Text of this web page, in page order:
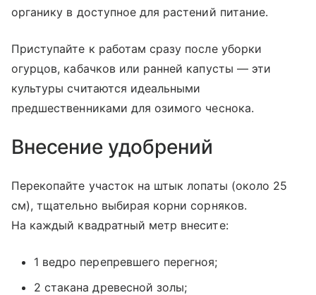
органику в доступное для растений питание.
Приступайте к работам сразу после уборки
огурцов, кабачков или ранней капусты — эти
культуры считаются идеальными
предшественниками для озимого чеснока.
Внесение удобрений
Перекопайте участок на штык лопаты (около 25
см), тщательно выбирая корни сорняков.
На каждый квадратный метр внесите:
1 ведро перепревшего перегноя;
2 стакана древесной золы;